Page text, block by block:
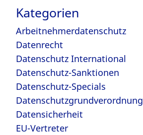
Kategorien
Arbeitnehmerdatenschutz
Datenrecht
Datenschutz International
Datenschutz-Sanktionen
Datenschutz-Specials
Datenschutzgrundverordnung
Datensicherheit
EU-Vertreter